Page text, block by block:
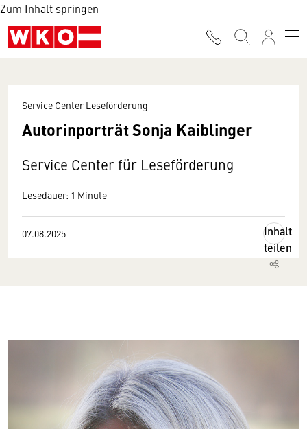
Zum Inhalt springen
Service Center Leseförderung
Autorinporträt Sonja Kaiblinger
Service Center für Leseförderung
Lesedauer: 1 Minute
07.08.2025
Inhalt
teilen